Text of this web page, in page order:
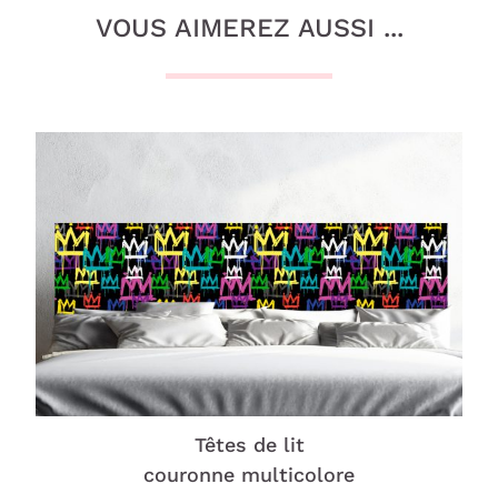
VOUS AIMEREZ AUSSI ...
Têtes de lit
couronne multicolore